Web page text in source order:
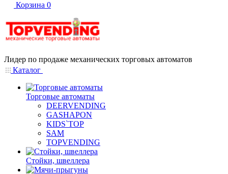
Корзина 0
Лидер по продаже механических торговых автоматов
Каталог
Торговые автоматы
DEERVENDING
GASHAPON
KIDS`TOP
SAM
TOPVENDING
Стойки, швеллера